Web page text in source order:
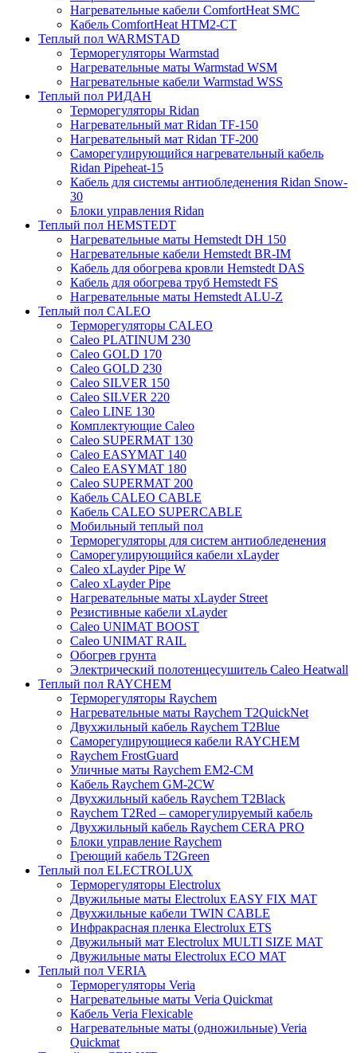
Нагревательные кабели ComfortHeat SMC
Кабель ComfortHeat HTM2-CT
Теплый пол WARMSTAD
Терморегуляторы Warmstad
Нагревательные маты Warmstad WSM
Нагревательные кабели Warmstad WSS
Теплый пол РИДАН
Терморегуляторы Ridan
Нагревательный мат Ridan TF-150
Нагревательный мат Ridan TF-200
Саморегулирующийся нагревательный кабель
Ridan Pipeheat-15
Кабель для системы антиобледенения Ridan Snow-
30
Блоки управления Ridan
Теплый пол HEMSTEDT
Нагревательные маты Hemstedt DH 150
Нагревательные кабели Hemstedt BR-IM
Кабель для обогрева кровли Hemstedt DAS
Кабель для обогрева труб Hemstedt FS
Нагревательные маты Hemstedt ALU-Z
Теплый пол CALEO
Терморегуляторы CALEO
Caleo PLATINUM 230
Caleo GOLD 170
Caleo GOLD 230
Caleo SILVER 150
Caleo SILVER 220
Caleo LINE 130
Комплектующие Caleo
Caleo SUPERMAT 130
Caleo EASYMAT 140
Caleo EASYMAT 180
Caleo SUPERMAT 200
Кабель CALEO CABLE
Кабель CALEO SUPERCABLE
Мобильный теплый пол
Терморегуляторы для систем антиобледенения
Саморегулирующийся кабели xLayder
Caleo xLayder Pipe W
Caleo xLayder Pipe
Нагревательные маты xLayder Street
Резистивные кабели xLayder
Caleo UNIMAT BOOST
Caleo UNIMAT RAIL
Обогрев грунта
Электрический полотенцесушитель Caleo Heatwall
Теплый пол RAYCHEM
Терморегуляторы Raychem
Нагревательные маты Raychem T2QuickNet
Двухжильный кабель Raychem T2Blue
Саморегулирующиеся кабели RAYCHEM
Raychem FrostGuard
Уличные маты Raychem EM2-CM
Кабель Raychem GM-2CW
Двухжильный кабель Raychem T2Black
Raychem T2Red – саморегулируемый кабель
Двухжильный кабель Raychem CERA PRO
Блоки управление Raychem
Греющий кабель T2Green
Теплый пол ELECTROLUX
Терморегуляторы Electrolux
Двужильные маты Electrolux EASY FIX MAT
Двухжильные кабели TWIN CABLE
Инфракрасная пленка Electrolux ETS
Двужильный мат Electrolux MULTI SIZE MAT
Двужильные маты Electrolux ECO MAT
Теплый пол VERIA
Терморегуляторы Veria
Нагревательные маты Veria Quickmat
Кабель Veria Flexicable
Нагревательные маты (одножильные) Veria
Quickmat